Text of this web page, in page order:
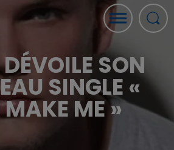
SON
SINGLE «
ME »